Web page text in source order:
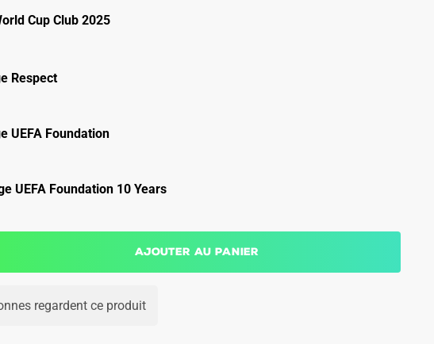
Cup Club 2025
Respect
UEFA Foundation
UEFA Foundation 10 Years
Ajouter au panier
regardent ce produit